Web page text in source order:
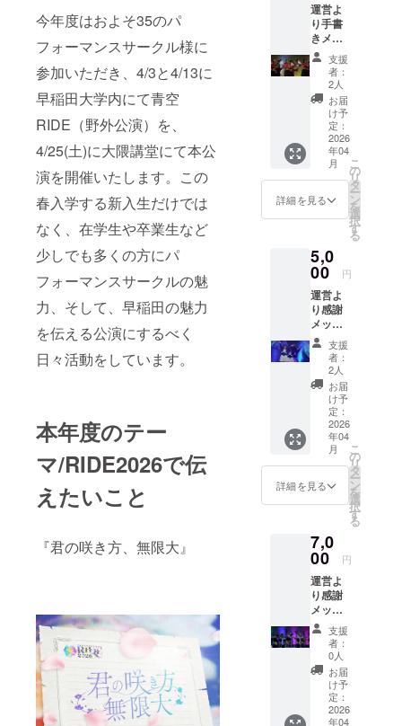
今年度はおよそ35のパ
フォーマンスサークル様に
参加いただき、4/3と4/13に
早稲田大学内にて青空
RIDE（野外公演）を、
4/25(土)に大隈講堂にて本公
演を開催いたします。この
春入学する新入生だけでは
なく、在学生や卒業生など
少しでも多くの方にパ
フォーマンスサークルの魅
力、そして、早稲田の魅力
を伝える公演にするべく
日々活動をしています。
本年度のテー
マ/RIDE2026で伝
えたいこと
『君の咲き方、無限大』
運営よ
り手書
きメッ
セージ
＋エン
ドロー
ル名前
掲載 ※
必ず備
考欄に
掲載を
希望さ
れるお
名前を
ご記入
くださ
支援
者：
2人
お届
け予
定：
2026
年04
月
詳細を見る
こ
の
リ
タ
ー
ン
を
選
択
す
る
5,0
00 円
運営よ
り感謝
メッ
セージ
動画＋
エンド
ロール
名前掲
０秒〜
１分程
度、
メール
にて動
画URL
をお送
す ※必
ず備考
欄に掲
載を希
望され
るお名
前をご
記入く
ださい
支援
者：
2人
お届
け予
定：
2026
年04
月
詳細を見る
こ
の
リ
タ
ー
ン
を
選
択
す
る
7,0
00 円
運営よ
り感謝
メッ
セージ
動画
（１分
程度、
メール
にて動
画URL
支援
者：
0人
お届
け予
定：
2026
年04